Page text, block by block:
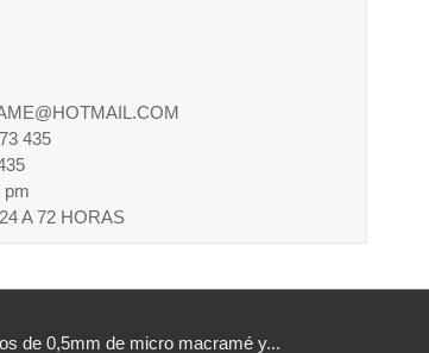
435
pm
24 A 72 HORAS
de 0,5mm de micro macramé y...